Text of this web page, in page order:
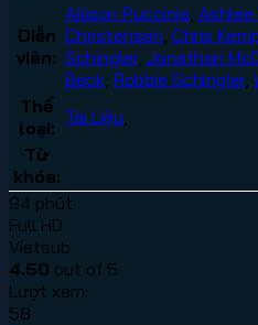
Diễn
viên:
Allison Puccinia Ashlee
Christensen Chris
Schingler, Jonathan
Beck Robbie Schingler,
Thể
loại: Tài Liệu
Từ
khóa:
94 phút
Full HD
Vietsub
4.50 out of 5
Lượt xem:
58